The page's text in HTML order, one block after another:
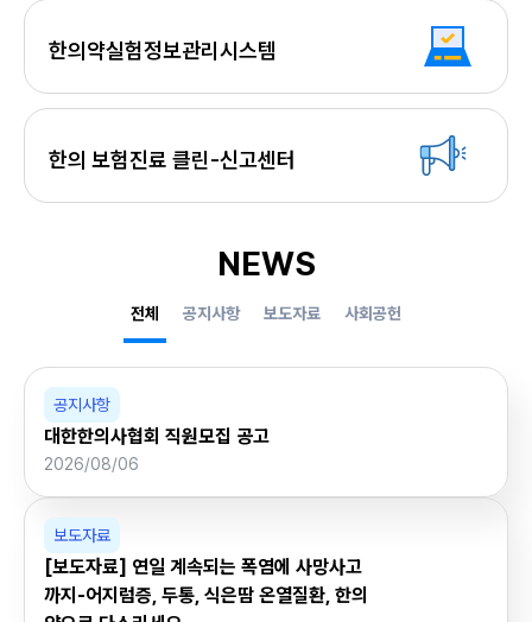
한의약실험정보관리시스템
한의 보험진료 클린-신고센터
NEWS
전체 공지사항 보도자료 사회공헌
공지사항
대한한의사협회 직원모집 공고
2026/08/06
보도자료
[보도자료] 연일 계속되는 폭염에 사망사고
까지-어지럼증, 두통, 식은땀 온열질환, 한의